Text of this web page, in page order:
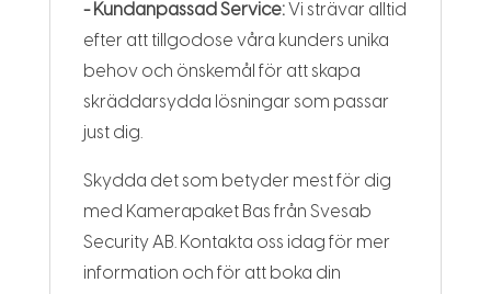
- Kundanpassad Service:Vi strävar alltid
efter att tillgodose våra kunders unika
behov och önskemål för att skapa
skräddarsydda lösningar som passar
just dig.
Skydda det som betyder mest för dig
med Kamerapaket Bas från Svesab
Security AB. Kontakta oss idag för mer
information och för att boka din